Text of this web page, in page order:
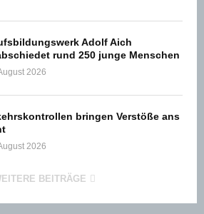
Adolf Aich
rund 250 junge Menschen
2026
bringen Verstöße ans
2026
BEITRÄGE